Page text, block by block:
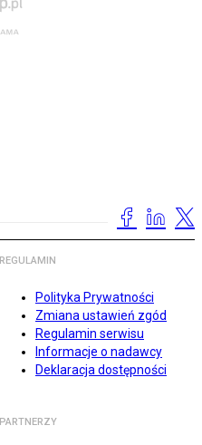
REGULAMIN
Polityka Prywatności
Zmiana ustawień zgód
Regulamin serwisu
Informacje o nadawcy
Deklaracja dostępności
PARTNERZY